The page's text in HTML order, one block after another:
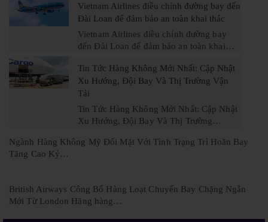
Vietnam Airlines điều chỉnh đường bay đến
Đài Loan để đảm bảo an toàn khai thác
Vietnam Airlines điều chỉnh đường bay
đến Đài Loan để đảm bảo an toàn khai…
Tin Tức Hàng Không Mới Nhất: Cập Nhật
Xu Hướng, Đội Bay Và Thị Trường Vận
Tải
Tin Tức Hàng Không Mới Nhất: Cập Nhật
Xu Hướng, Đội Bay Và Thị Trường…
Ngành Hàng Không Mỹ Đối Mặt Với Tình Trạng Trì Hoãn Bay
Tăng Cao Kỷ…
British Airways Công Bố Hàng Loạt Chuyến Bay Chặng Ngắn
Mới Từ London Hãng hàng…